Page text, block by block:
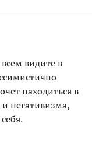
видите в
находиться в
негативизма,